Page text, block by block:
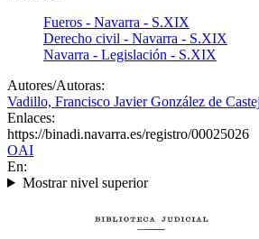
Fueros - Navarra - S.XIX
Derecho civil - Navarra - S.XIX
Navarra - Legislación - S.XIX
Autores/Autoras:
Vadillo, Francisco Javier González de
Enlaces:
https://binadi.navarra.es/registro/00025026
OAI
En:
Mostrar nivel superior